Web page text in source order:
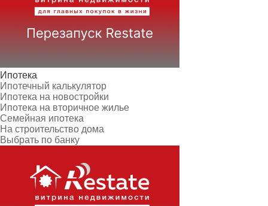
Ипотека
Ипотечный калькулятор
Ипотека на новостройки
Ипотека на вторичное жилье
Семейная ипотека
На строительство дома
Выбрать по банку